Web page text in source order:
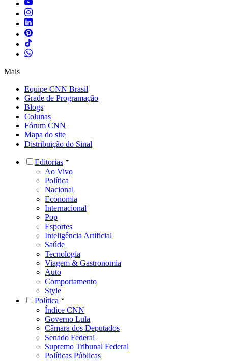
Mais
Equipe CNN Brasil
Grade de Programação
Blogs
Colunas
Fórum CNN
Mapa do site
Distribuição do Sinal
Editorias
Ao Vivo
Política
Nacional
Economia
Internacional
Pop
Esportes
Inteligência Artificial
Saúde
Tecnologia
Viagem & Gastronomia
Auto
Comportamento
Style
Política
Índice CNN
Governo Lula
Câmara dos Deputados
Senado Federal
Supremo Tribunal Federal
Políticas Públicas